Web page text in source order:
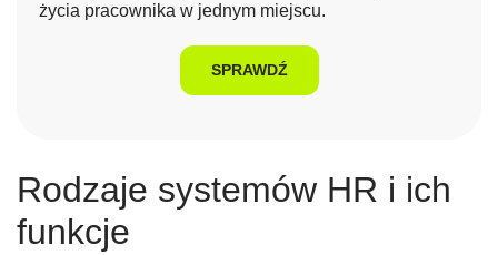
życia pracownika w jednym miejscu.
SPRAWDŹ
Rodzaje systemów HR i ich
funkcje